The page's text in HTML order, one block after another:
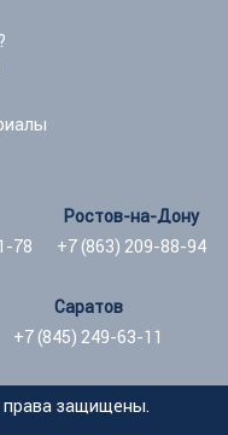
78
Ростов-на-Дону
+7 (863) 209-88-94
Саратов
+7 (845) 249-63-11
права защищены.